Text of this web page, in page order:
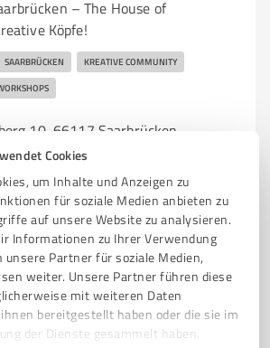
Cookies
um Inhalte und Anzeigen zu
für soziale Medien anbieten zu
auf unsere Website zu analysieren.
Informationen zu Ihrer Verwendung
unsere Partner für soziale Medien,
weiter. Unsere Partner führen diese
mit weiteren Daten
bereitgestellt haben oder die sie im
der Dienste gesammelt haben.
– The House of
Köpfe!
SAARBRÜCKEN KREATIVE COMMUNITY
10, 66117 Saarbrücken
5,00 / 5,00
(1 Quelle)
GMBH